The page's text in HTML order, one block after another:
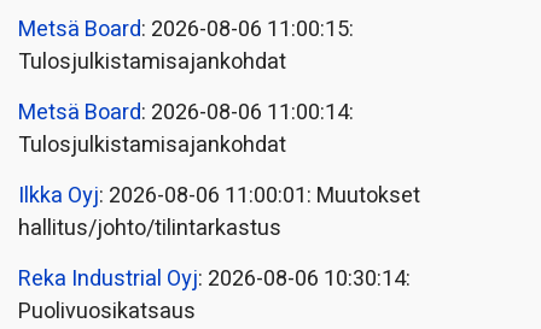
Metsä Board: 2026-08-06 11:00:15:
Tulosjulkistamisajankohdat
Metsä Board: 2026-08-06 11:00:14:
Tulosjulkistamisajankohdat
Ilkka Oyj: 2026-08-06 11:00:01: Muutokset
hallitus/johto/tilintarkastus
Reka Industrial Oyj: 2026-08-06 10:30:14:
Puolivuosikatsaus